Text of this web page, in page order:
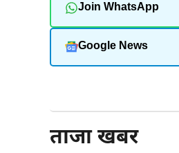
Join WhatsApp
Google News
ताजा खबर